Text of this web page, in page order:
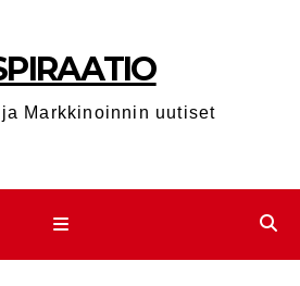
Markkinoinnin uutiset